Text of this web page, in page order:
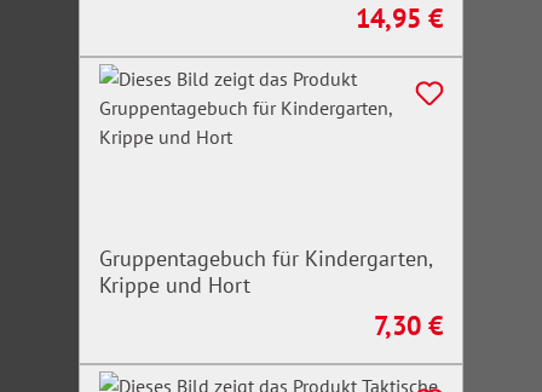
Regulärer Preis:
14,95 €
Gruppentagebuch für Kindergarten,
Krippe und Hort
Regulärer Preis:
7,30 €